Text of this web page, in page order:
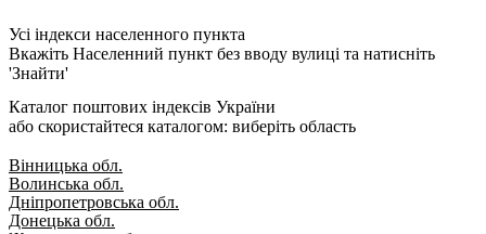
Усі індекси населенного пункта
Вкажіть Населенний пункт без вводу вулиці та натисніть
'Знайти'
Каталог поштових індексів України
або скористайтеся каталогом: виберіть область
Вінницька обл.
Волинська обл.
Дніпропетровська обл.
Донецька обл.